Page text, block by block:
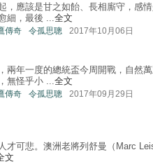
，應該是甘之如飴、長相廝守，感
細，最後 ... 全文
傳奇 令孤思聰 2017年10月06日
兩年一度的總統盃今周開戰，自然
無怪乎小 ...全文
傳奇 令孤思聰 2017年09月29日
才可悲。澳洲老將列舒曼（Marc
文